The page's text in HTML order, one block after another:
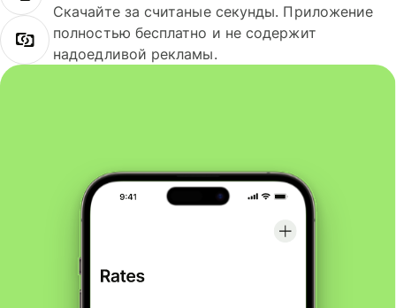
Скачайте за считаные секунды. Приложение
полностью бесплатно и не содержит
надоедливой рекламы.